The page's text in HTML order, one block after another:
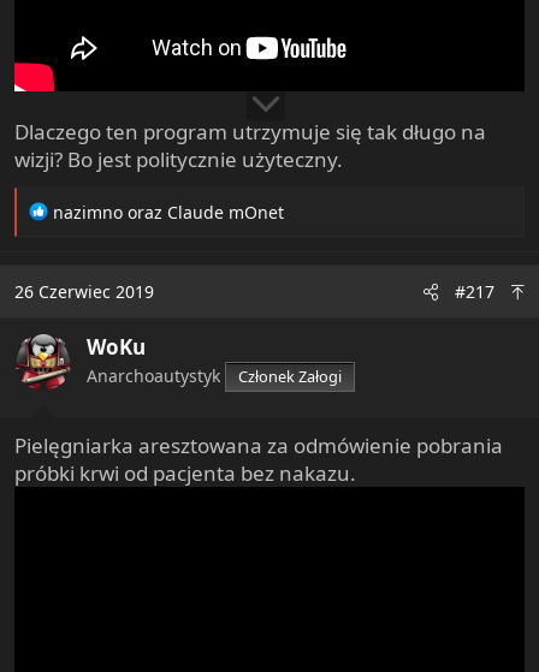
Dlaczego ten program utrzymuje się tak długo na
wizji? Bo jest politycznie użyteczny.
R
t
o
n
s
nazimno oraz Claude mOnet
26 Czerwiec 2019 #217
WoKu
Anarchoautystyk Członek Załogi
Pielęgniarka aresztowana za odmówienie pobrania
próbki krwi od pacjenta bez nakazu.